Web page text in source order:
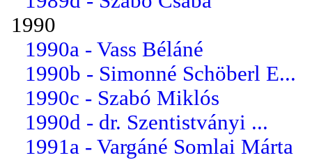
1990
1990a - Vass Béláné
1990b - Simonné Schöberl E...
1990c - Szabó Miklós
1990d - dr. Szentistványi ...
1991a - Vargáné Somlai Márta